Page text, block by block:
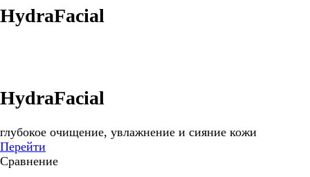
HydraFacial
HydraFacial
глубокое очищение, увлажнение и сияние кожи
Перейти
Сравнение